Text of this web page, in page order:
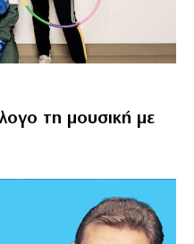
τη μουσική με